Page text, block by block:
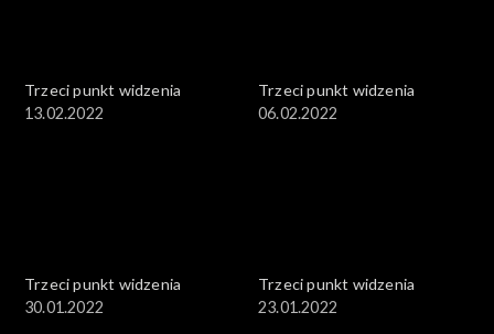
Trzeci punkt widzenia
13.02.2022
Trzeci punkt widzenia
06.02.2022
Trzeci punkt widzenia
30.01.2022
Trzeci punkt widzenia
23.01.2022